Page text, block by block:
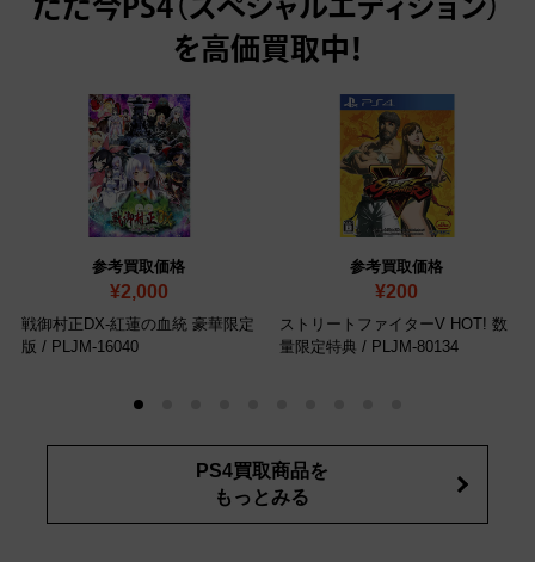
ただ今PS4（スペシャルエディション）
を高価買取中！
参考買取価格
¥2,000
戦御村正DX-紅蓮の血統 豪華限定
版 / PLJM-16040
参考買取価格
¥200
ストリートファイターV HOT! 数
量限定特典 / PLJM-80134
PS4買取商品を
もっとみる